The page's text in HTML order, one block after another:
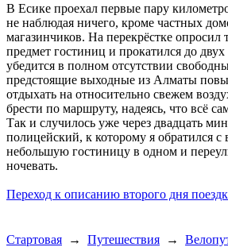
В Есике проехал первые пару
не наблюдая ничего, кроме частных
магазинчиков. На перекрёстке опросил
предмет гостиниц и прокатился до
убедится в полном отсутствии
предстоящие выходные из Алматы
отдыхать на относительно свежем
брести по маршруту, надеясь, что всё
Так и случилось уже через двадцать
полицейский, к которому я обратился с
небольшую гостиницу в одном и
ночевать.
Переход к описанию второго дня
Стартовая → Путешествия →